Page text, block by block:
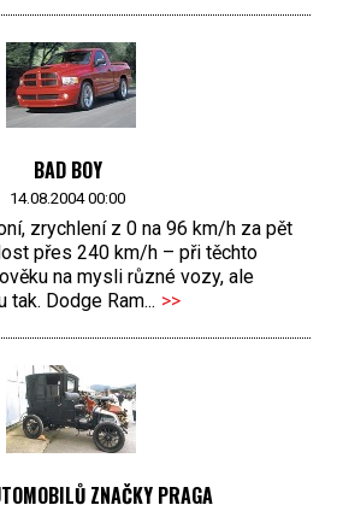
BAD BOY
14.08.2004 00:00
zrychlení z 0 na 96 km/h za pět
přes 240 km/h – při těchto
na mysli různé vozy, ale
Dodge Ram... >>
ZNAČKY PRAGA